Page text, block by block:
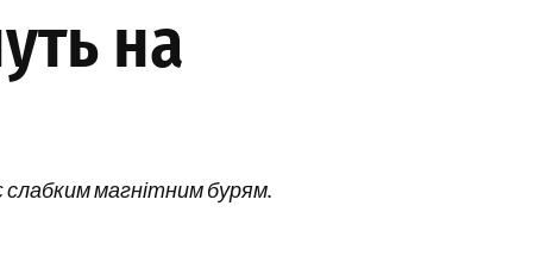
на
слабким магнітним бурям.